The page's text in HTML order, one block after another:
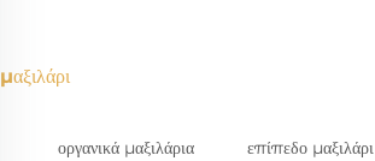
μαξιλάρι
οργανικά μαξιλάρια επίπεδο μαξιλάρι